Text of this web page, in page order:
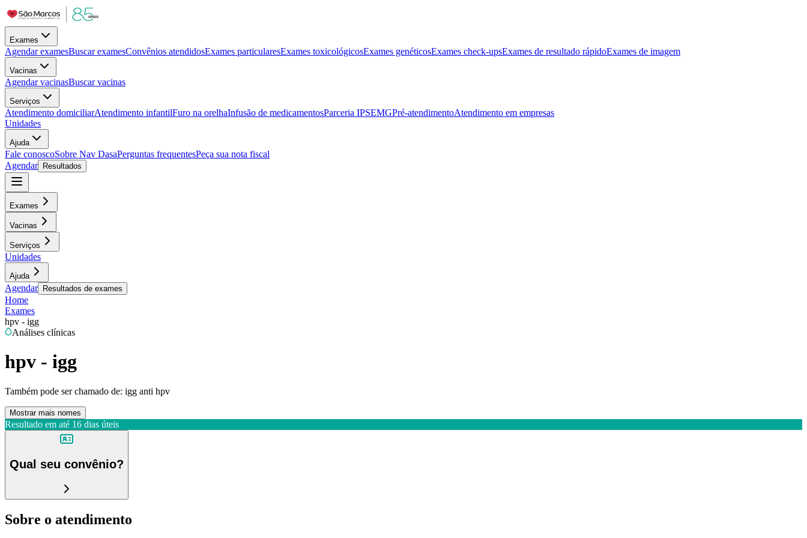
Exames
Agendar examesBuscar examesConvênios atendidosExames particularesExames toxicológicosExames genéticosExames check-upsExames de resultado rápidoExames de imagem
Vacinas
Agendar vacinasBuscar vacinas
Serviços
Atendimento domiciliarAtendimento infantilFuro na orelhaInfusão de medicamentosParceria IPSEMGPré-atendimentoAtendimento em empresas
Unidades
Ajuda
Fale conoscoSobre Nav DasaPerguntas frequentesPeça sua nota fiscal
Agendar
Resultados
Exames
Vacinas
Serviços
Unidades
Ajuda
Agendar Resultados de exames
Home
Exames
hpv - igg
Análises clínicas
hpv - igg
Também pode ser chamado de: igg anti hpv
Mostrar mais nomes
Resultado em até 16 dias úteis
Qual seu convênio?
Sobre o atendimento